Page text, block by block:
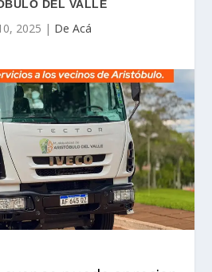
DEL VALLE
2025 | De Acá